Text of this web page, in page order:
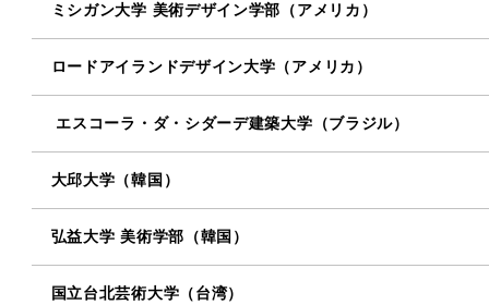
ミシガン大学 美術デザイン学部（アメリカ）
ロードアイランドデザイン大学（アメリカ）
エスコーラ・ダ・シダーデ建築大学（ブラジル）
大邱大学（韓国）
弘益大学 美術学部（韓国）
国立台北芸術大学（台湾）